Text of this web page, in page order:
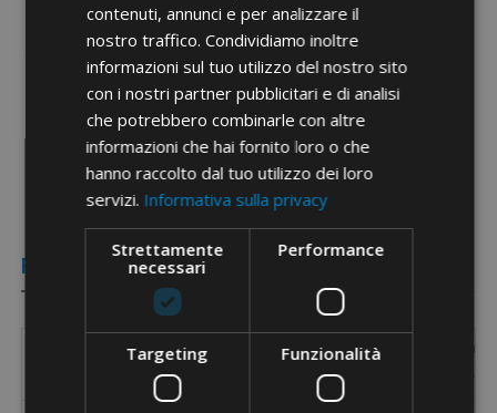
Documenti PDF
Referenze
Descrizione
Cavo Cu/Al
Cavo acciaio
Tondino
contenuti, annunci e per analizzare il
nostro traffico. Condividiamo inoltre
informazioni sul tuo utilizzo del nostro sito
con i nostri partner pubblicitari e di analisi
che potrebbero combinarle con altre
informazioni che hai fornito loro o che
hanno raccolto dal tuo utilizzo dei loro
servizi. Informativa sulla privacy
Strettamente
necessari
Performance
Targeting Funzionalità